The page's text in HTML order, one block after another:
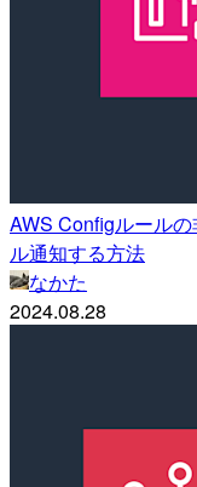
AWS Configルール
ル通知する方法
なかた
2024.08.28